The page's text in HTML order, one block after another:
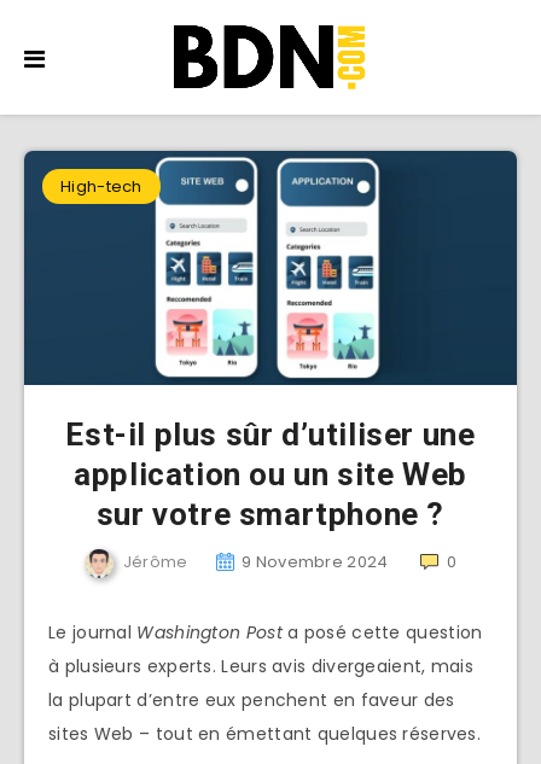
High-tech
Est-il plus sûr d’utiliser une
application ou un site Web
sur votre smartphone ?
Jérôme 9 Novembre 2024 0
Le journal Washington Posta posé cette question
à plusieurs experts. Leurs avis divergeaient, mais
la plupart d’entre eux penchent en faveur des
sites Web – tout en émettant quelques réserves.